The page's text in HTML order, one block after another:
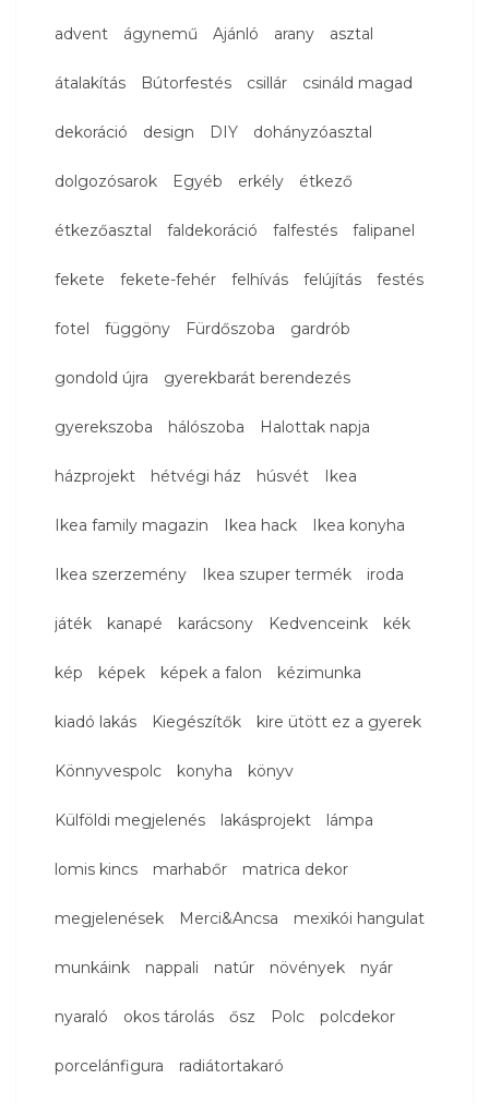
advent ágynemű Ajánló arany asztal
átalakítás Bútorfestés csillár csináld magad
dekoráció design DIY dohányzóasztal
dolgozósarok Egyéb erkély étkező
étkezőasztal faldekoráció falfestés falipanel
fekete fekete-fehér felhívás felújítás festés
fotel függöny Fürdőszoba gardrób
gondold újra gyerekbarát berendezés
gyerekszoba hálószoba Halottak napja
házprojekt hétvégi ház húsvét Ikea
Ikea family magazin Ikea hack Ikea konyha
Ikea szerzemény Ikea szuper termék iroda
játék kanapé karácsony Kedvenceink kék
kép képek képek a falon kézimunka
kiadó lakás Kiegészítők kire ütött ez a gyerek
Könnyvespolc konyha könyv
Külföldi megjelenés lakásprojekt lámpa
lomis kincs marhabőr matrica dekor
megjelenések Merci&Ancsa mexikói hangulat
munkáink nappali natúr növények nyár
nyaraló okos tárolás ősz Polc polcdekor
porcelánfigura radiátortakaró